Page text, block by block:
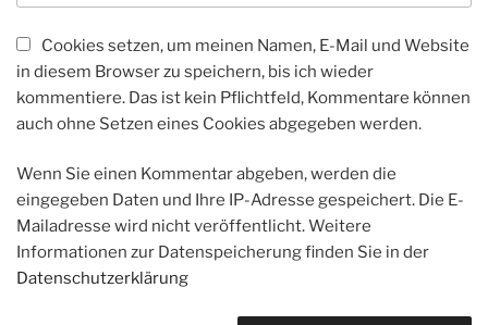
Cookies setzen, um meinen Namen, E-Mail und Website
in diesem Browser zu speichern, bis ich wieder
kommentiere. Das ist kein Pflichtfeld, Kommentare können
auch ohne Setzen eines Cookies abgegeben werden.
Wenn Sie einen Kommentar abgeben, werden die
eingegeben Daten und Ihre IP-Adresse gespeichert. Die E-
Mailadresse wird nicht veröffentlicht. Weitere
Informationen zur Datenspeicherung finden Sie in der
Datenschutzerklärung